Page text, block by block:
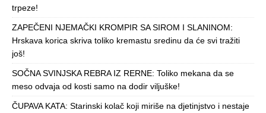
trpeze!
ZAPEČENI NJEMAČKI KROMPIR SA SIROM I SLANINOM:
Hrskava korica skriva toliko kremastu sredinu da će svi tražiti
još!
SOČNA SVINJSKA REBRA IZ RERNE: Toliko mekana da se
meso odvaja od kosti samo na dodir viljuške!
ČUPAVA KATA: Starinski kolač koji miriše na djetinjstvo i nestaje